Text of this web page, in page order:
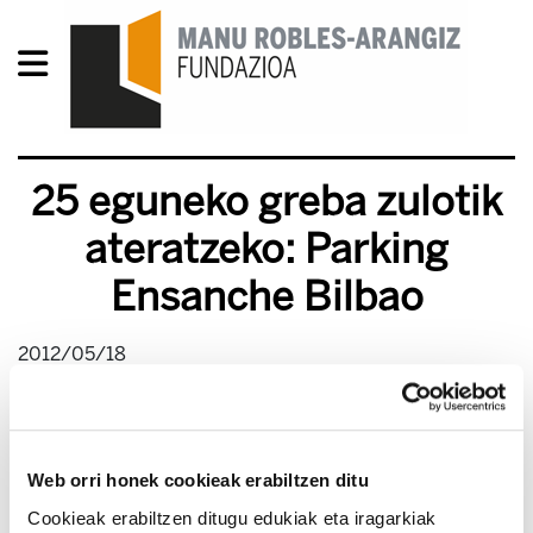
Web orri honek cookieak erabiltzen ditu
Cookieak erabiltzen ditugu edukiak eta iragarkiak
25 eguneko greba zulotik
ateratzeko: Parking
Ensanche Bilbao
2012/05/18